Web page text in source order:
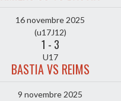
16 novembre 2025
(u17J12)
1 - 3
U17
BASTIA VS REIMS
9 novembre 2025